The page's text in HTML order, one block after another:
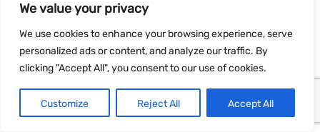
We value your privacy
We use cookies to enhance your browsing experience, serve
personalized ads or content, and analyze our traffic. By
clicking "Accept All", you consent to our use of cookies.
Customize Reject All Accept All
949,00
inkl. Moms
+Medlemmer
Tilføj til
GARANTERET PRIS
VORES ANBEFALING